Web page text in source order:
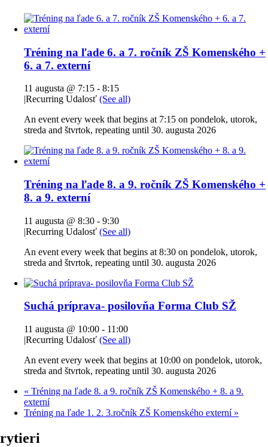
Tréning na ľade 6. a 7. ročník ZŠ Komenského +
6. a 7. externí
11 augusta @ 7:15 - 8:15
|Recurring Udalosť (See all)
An event every week that begins at 7:15 on pondelok, utorok,
streda and štvrtok, repeating until 30. augusta 2026
Tréning na ľade 8. a 9. ročník ZŠ Komenského +
8. a 9. externí
11 augusta @ 8:30 - 9:30
|Recurring Udalosť (See all)
An event every week that begins at 8:30 on pondelok, utorok,
streda and štvrtok, repeating until 30. augusta 2026
Suchá príprava- posilovňa Forma Club SŽ
11 augusta @ 10:00 - 11:00
|Recurring Udalosť (See all)
An event every week that begins at 10:00 on pondelok, utorok,
streda and štvrtok, repeating until 30. augusta 2026
« Tréning na ľade 8. a 9. ročník ZŠ Komenského + 8. a 9.
externí
Tréning na ľade 1. 2. 3.ročník ZŠ Komenského externí »
rytieri